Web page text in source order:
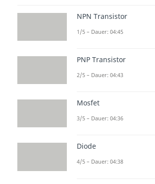
beschleunigt und
.
vom Emitter zum
Kleiner
großer
Dadurch, dass wir
Spannung
gewählt haben,
elektrischen Strom
NPN Transistor
1/5 – Dauer: 04:45
PNP Transistor
2/5 – Dauer: 04:43
Mosfet
3/5 – Dauer: 04:36
Diode
4/5 – Dauer: 04:38